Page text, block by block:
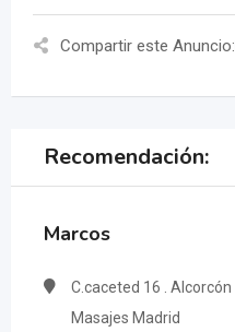
Compartir este Anuncio:
Recomendación:
Marcos
C.caceted 16 . Alcorcón
Masajes Madrid